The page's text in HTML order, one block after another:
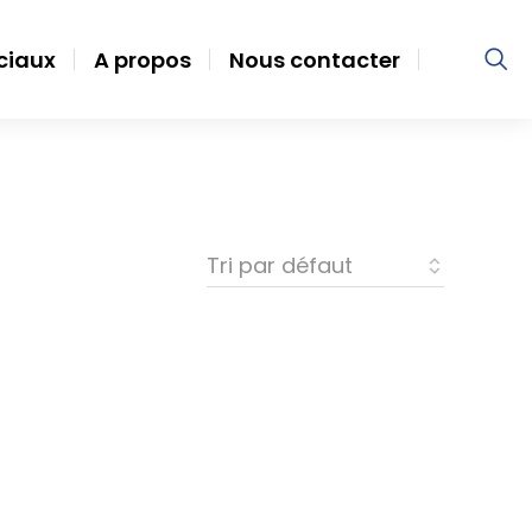
A propos Nous contacter